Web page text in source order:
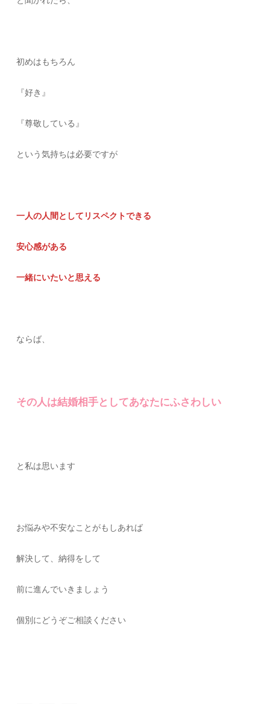
初めはもちろん
『好き』
『尊敬している』
という気持ちは必要ですが
一人の人間としてリスペクトできる
安心感がある
一緒にいたいと思える
ならば、
その人は結婚相手としてあなたにふさわしい
と私は思います
お悩みや不安なことがもしあれば
解決して、納得をして
前に進んでいきましょう
個別にどうぞご相談ください